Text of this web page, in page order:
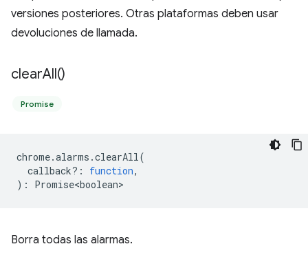
versiones posteriores. Otras plataformas deben usar
devoluciones de llamada.
clearAll()
Promise
chrome.alarms .clearAll(
callback? : function,
) : Promise<boolean>
Borra todas las alarmas.